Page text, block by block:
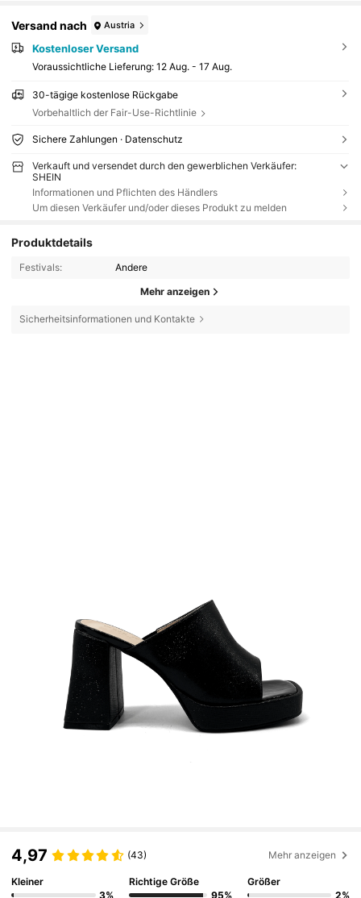
Versand nach Austria
Kostenloser Versand
Voraussichtliche Lieferung: 12 Aug. - 17 Aug.
30-tägige kostenlose Rückgabe
Vorbehaltlich der Fair-Use-Richtlinie
Sichere Zahlungen · Datenschutz
Verkauft und versendet durch den gewerblichen Verkäufer:
SHEIN
Informationen und Pflichten des Händlers
Um diesen Verkäufer und/oder dieses Produkt zu melden
Produktdetails
Festivals: Andere
Mehr anzeigen
Sicherheitsinformationen und Kontakte
4,97 (43) Mehr anzeigen
Kleiner
3%
Richtige Größe
95%
Größer
2%